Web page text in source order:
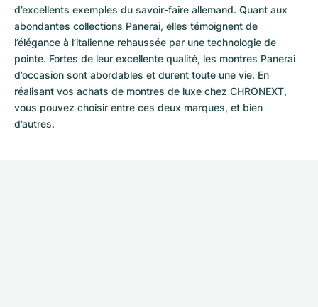
d’excellents exemples du savoir-faire allemand. Quant aux
abondantes collections Panerai, elles témoignent de
l’élégance à l’italienne rehaussée par une technologie de
pointe. Fortes de leur excellente qualité, les montres Panerai
d’occasion sont abordables et durent toute une vie. En
réalisant vos achats de montres de luxe chez CHRONEXT,
vous pouvez choisir entre ces deux marques, et bien
d’autres.